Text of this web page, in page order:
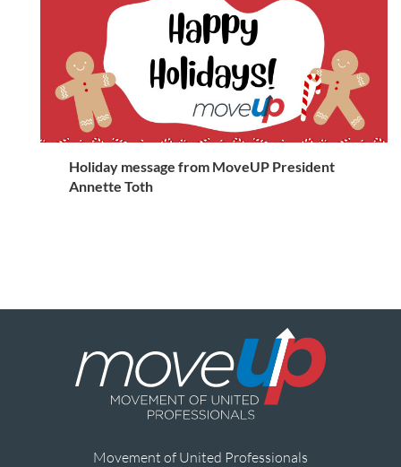
Holiday message from MoveUP President
Annette Toth
Movement of United Professionals